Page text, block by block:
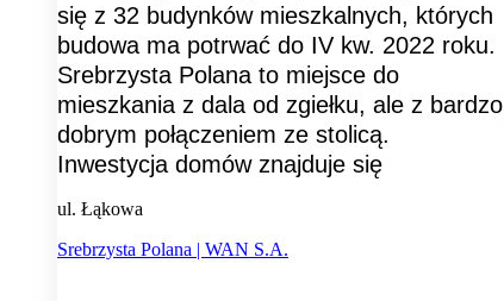
się z 32 budynków mieszkalnych, których
budowa ma potrwać do IV kw. 2022 roku.
Srebrzysta Polana to miejsce do
mieszkania z dala od zgiełku, ale z bardzo
dobrym połączeniem ze stolicą.
Inwestycja domów znajduje się
ul. Łąkowa
Srebrzysta Polana | WAN S.A.